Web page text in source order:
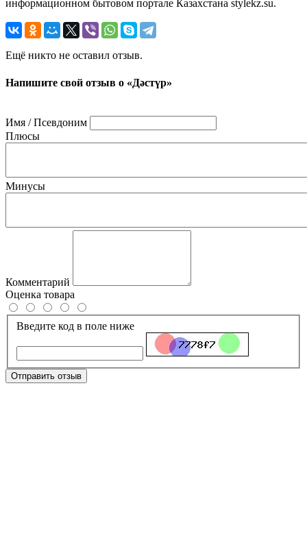
информационном бытовом портале Казахстана stylekz.su.
Ещё никто не оставил отзыв.
Напишите свой отзыв о «Дәстүр»
Имя / Псевдоним
Плюсы
Минусы
Комментарий
Оценка товара
Введите код в поле ниже
Отправить отзыв